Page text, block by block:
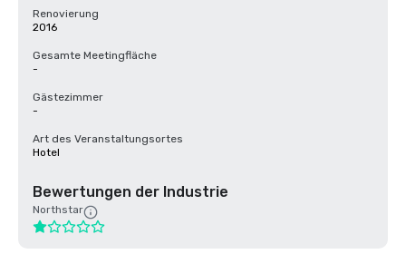
Renovierung
2016
Gesamte Meetingfläche
-
Gästezimmer
-
Art des Veranstaltungsortes
Hotel
Bewertungen der Industrie
Northstar